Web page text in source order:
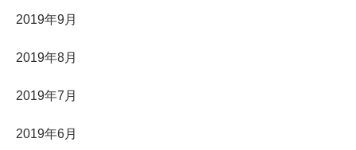
2019年9月
2019年8月
2019年7月
2019年6月